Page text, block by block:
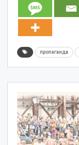
пропаганда